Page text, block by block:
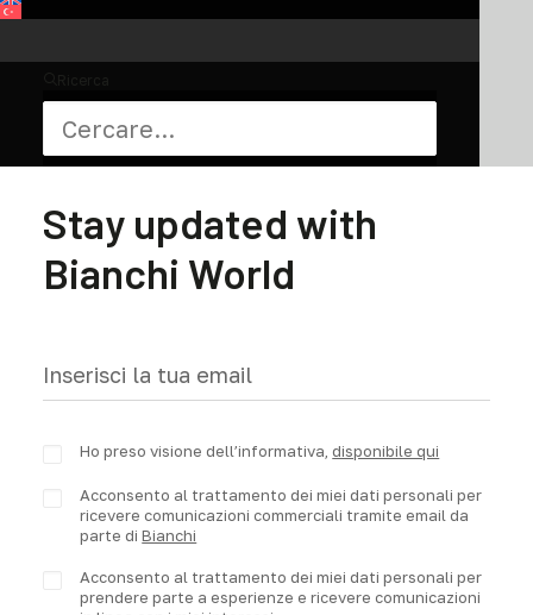
Iscriviti alla newsletter
Stay updated with
Bianchi World
Ho preso visione dell’informativa,disponibile qui
Acconsento al trattamento dei miei dati personali per
ricevere comunicazioni commerciali tramite email da
parte diBianchi
Acconsento al trattamento dei miei dati personali per
prendere parte a esperienze e ricevere comunicazioni